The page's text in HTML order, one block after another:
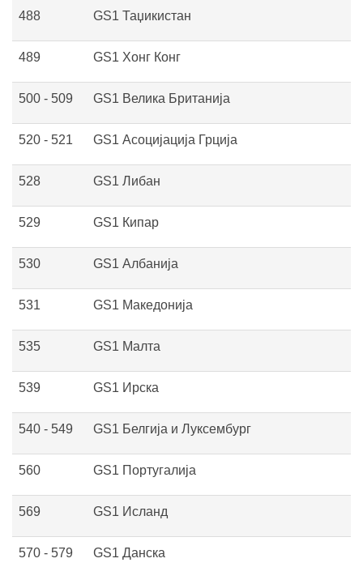
488 GS1 Таџикистан
489 GS1 Хонг Конг
500 - 509 GS1 Велика Британија
520 - 521 GS1 Асоцијација Грција
528 GS1 Либан
529 GS1 Кипар
530 GS1 Албанија
531 GS1 Македонија
535 GS1 Малта
539 GS1 Ирска
540 - 549 GS1 Белгија и Луксембург
560 GS1 Португалија
569 GS1 Исланд
570 - 579 GS1 Данска